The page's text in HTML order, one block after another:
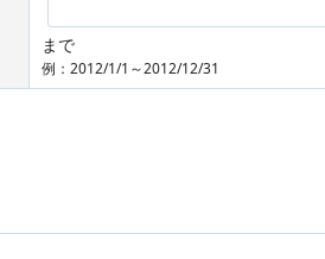
まで
例：2012/1/1～2012/12/31